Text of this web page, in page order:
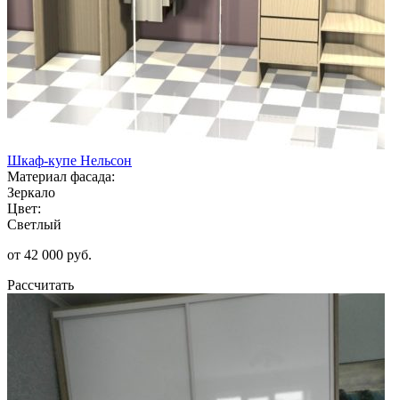
Шкаф-купе Нельсон
Материал фасада:
Зеркало
Цвет:
Светлый
от 42 000 руб.
Рассчитать